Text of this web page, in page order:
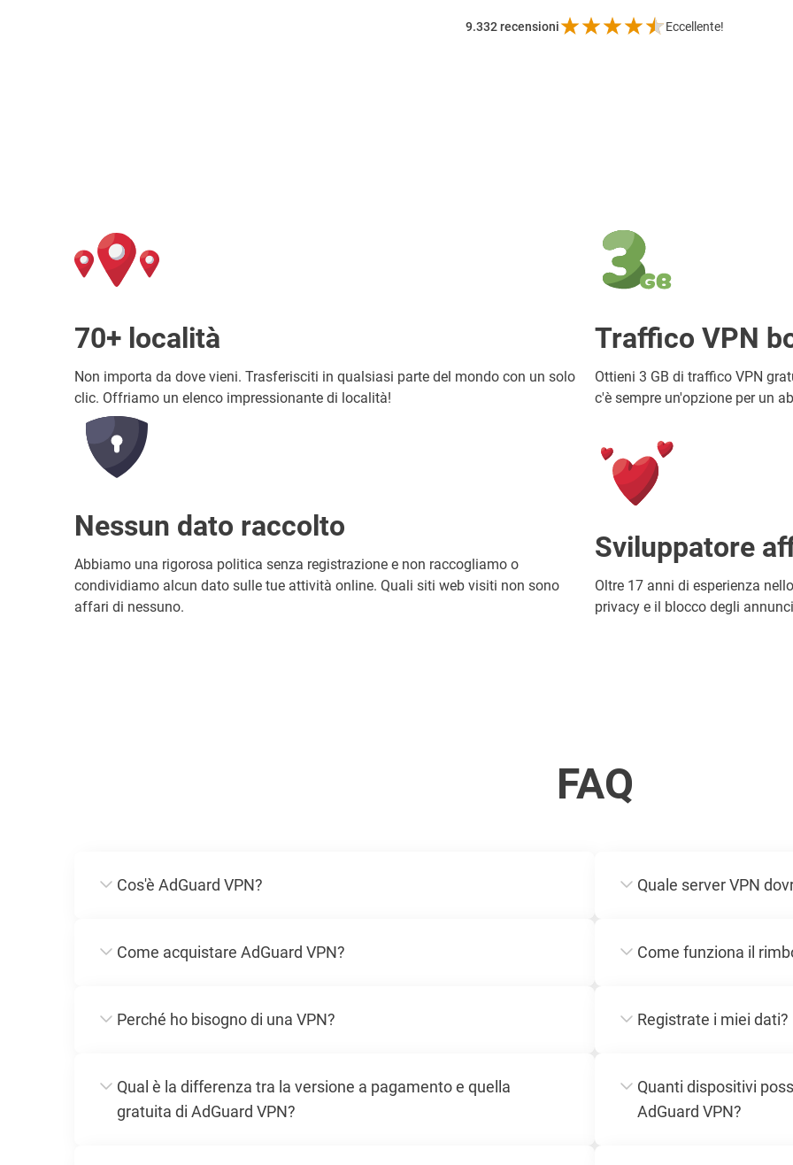
9.332recensioni Eccellente!
70+ località
Non importa da dove vieni. Trasferisciti in qualsiasi parte del mondo con un solo
clic. Offriamo un elenco impressionante di località!
Nessun dato raccolto
Abbiamo una rigorosa politica senza registrazione e non raccogliamo o
condividiamo alcun dato sulle tue attività online. Quali siti web visiti non sono
affari di nessuno.
Traffico VPN
Ottieni 3 GB di traffico VPN
c'è sempre un'opzione per un
Sviluppatore
Oltre 17 anni di esperienza
privacy e il blocco degli
FAQ
Cos'è AdGuard VPN?
Come acquistare AdGuard VPN?
Perché ho bisogno di una VPN?
Qual è la differenza tra la versione a pagamento e quella
gratuita di AdGuard VPN?
Quale server VPN
Come funziona il
Registrate i miei dati?
Quanti dispositivi
AdGuard VPN?